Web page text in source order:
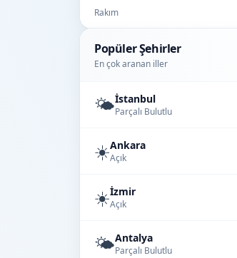
Rakım
Popüler Şehirler
En çok aranan iller
🌤️İstanbul
Parçalı Bulutlu
☀️Ankara
Açık
☀️İzmir
Açık
🌤️Antalya
Parçalı Bulutlu